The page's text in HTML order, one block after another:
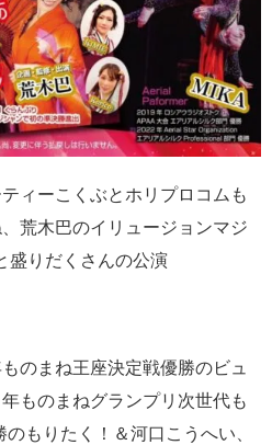
ィーこくぶとホリプロコムも
荒木巴のイリュージョンマジ
盛りだくさんの公演
のまね王座決定戦優勝のビュ
ものまねグランプリ次世代も
もりたく！＆河口こうへい、